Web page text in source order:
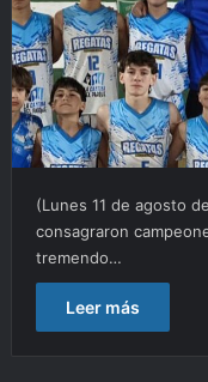
(Lunes 11 de agosto
consagraron
tremendo…
Leer más